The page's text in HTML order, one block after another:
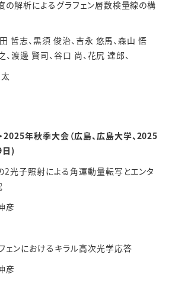
析によるグラフェン層数検量線の構
志、黒須 俊治、吉永 悠馬、森山 悟
渡邊 賢司、谷口 尚、花尻 達郎、
2025年秋季大会（広島、広島大学、2025
)
子照射による角運動量転写とエンタ
彦
におけるキラル高次光学応答
彦